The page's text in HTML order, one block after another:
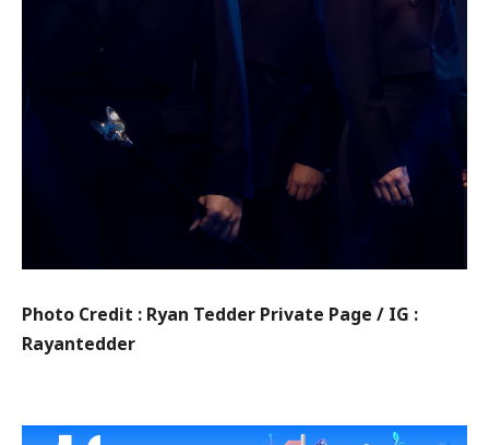
Photo Credit : Ryan Tedder Private Page / IG :
Rayantedder